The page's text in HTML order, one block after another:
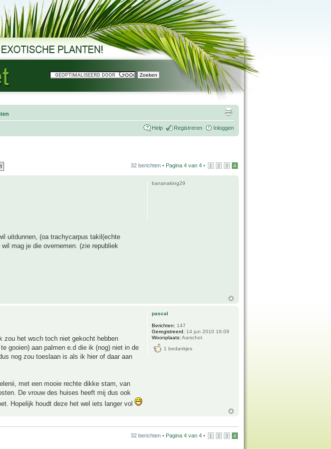
Help Registreren Inloggen
32 berichten • Pagina 4 van 4 • 1 2 3 4
uitdunnen, (oa trachycarpus takil(echte
mag je die overnemen. (zie republiek
bananaking29
zou het wsch toch niet gekocht hebben
gooien) aan palmen e.d die ik (nog) niet in de
nog zou toeslaan is als ik hier of daar aan
met een mooie rechte dikke stam, van
De vrouw des huises heeft mij dus ook
Hopelijk houdt deze het wel iets langer vol
pascal
Berichten: 147
Geregistreerd: 14 jun 2010 16:09
Woonplaats: Aarschot
1 bedankjes
32 berichten • Pagina 4 van 4 • 1 2 3 4